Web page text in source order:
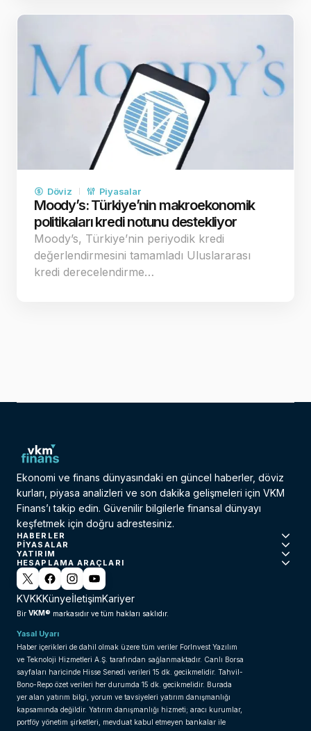
Döviz Piyasalar
Moody’s: Türkiye’nin makroekonomik
politikaları kredi notunu destekliyor
Moody’s, Türkiye’nin periyodik kredi
değerlendirmesini tamamladı Uluslararası
kredi derecelendirme…
Ekonomi ve finans dünyasındaki en güncel haberler, döviz
kurları, piyasa analizleri ve son dakika gelişmeleri için VKM
Finans’ı takip edin. Güvenilir bilgilerle finansal dünyayı
keşfetmek için doğru adrestesiniz.
HABERLER
PIYASALAR
YATIRIM
HESAPLAMA ARAÇLARI
KVKKKünyeİletişimKariyer
Bir VKM® markasıdır ve tüm hakları saklıdır.
Yasal Uyarı
Haber içerikleri de dahil olmak üzere tüm veriler ForInvest Yazılım
ve Teknoloji Hizmetleri A.Ş. tarafından sağlanmaktadır. Canlı Borsa
sayfaları haricinde Hisse Senedi verileri 15 dk. gecikmelidir. Tahvil-
Bono-Repo özet verileri her durumda 15 dk. gecikmelidir. Burada
yer alan yatırım bilgi, yorum ve tavsiyeleri yatırım danışmanlığı
kapsamında değildir. Yatırım danışmanlığı hizmeti; aracı kurumlar,
portföy yönetim şirketleri, mevduat kabul etmeyen bankalar ile